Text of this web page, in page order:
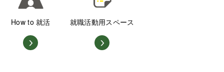
How to 就活 就職活動用スペース